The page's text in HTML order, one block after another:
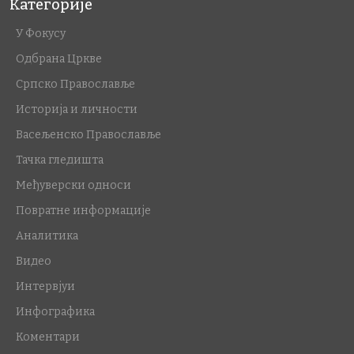
Категорије
У Фокусу
Одбрана Цркве
Српско Православље
Историја и личности
Васељенско Православље
Тачка гледишта
Међуверски односи
Повратне информације
Аналитика
Видео
Интервјуи
Инфографика
Коментари